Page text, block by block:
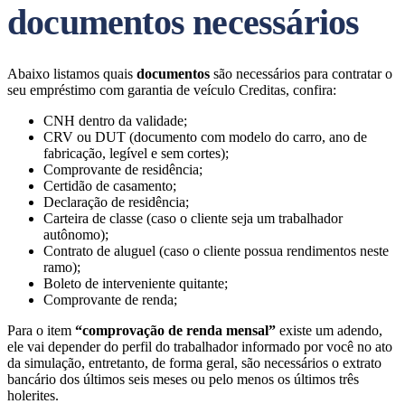
documentos necessários
Abaixo listamos quais documentos são necessários para contratar o
seu empréstimo com garantia de veículo Creditas, confira:
CNH dentro da validade;
CRV ou DUT (documento com modelo do carro, ano de
fabricação, legível e sem cortes);
Comprovante de residência;
Certidão de casamento;
Declaração de residência;
Carteira de classe (caso o cliente seja um trabalhador
autônomo);
Contrato de aluguel (caso o cliente possua rendimentos neste
ramo);
Boleto de interveniente quitante;
Comprovante de renda;
Para o item “comprovação de renda mensal” existe um adendo,
ele vai depender do perfil do trabalhador informado por você no ato
da simulação, entretanto, de forma geral, são necessários o extrato
bancário dos últimos seis meses ou pelo menos os últimos três
holerites.